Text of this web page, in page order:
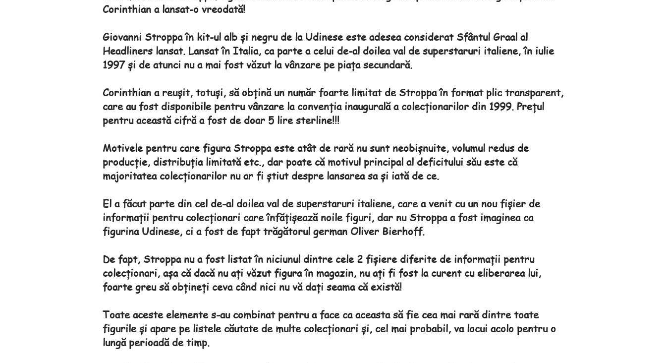
Corinthian a lansat-o vreodată!
Giovanni Stroppa în kit-ul alb și negru de la Udinese este adesea considerat Sfântul Graal al
Headliners lansat. Lansat în Italia, ca parte a celui de-al doilea val de superstaruri italiene, în iulie
1997 și de atunci nu a mai fost văzut la vânzare pe piața secundară.
Corinthian a reușit, totuși, să obțină un număr foarte limitat de Stroppa în format plic transparent,
care au fost disponibile pentru vânzare la convenția inaugurală a colecționarilor din 1999. Prețul
pentru această cifră a fost de doar 5 lire sterline!!!
Motivele pentru care figura Stroppa este atât de rară nu sunt neobișnuite, volumul redus de
producție, distribuția limitată etc., dar poate că motivul principal al deficitului său este că
majoritatea colecționarilor nu ar fi știut despre lansarea sa și iată de ce.
El a făcut parte din cel de-al doilea val de superstaruri italiene, care a venit cu un nou fișier de
informații pentru colecționari care înfățișează noile figuri, dar nu Stroppa a fost imaginea ca
figurina Udinese, ci a fost de fapt trăgătorul german Oliver Bierhoff.
De fapt, Stroppa nu a fost listat în niciunul dintre cele 2 fișiere diferite de informații pentru
colecționari, așa că dacă nu ați văzut figura în magazin, nu ați fi fost la curent cu eliberarea lui,
foarte greu să obțineți ceva când nici nu vă dați seama că există!
Toate aceste elemente s-au combinat pentru a face ca aceasta să fie cea mai rară dintre toate
figurile și apare pe listele căutate de multe colecționari și, cel mai probabil, va locui acolo pentru o
lungă perioadă de timp.